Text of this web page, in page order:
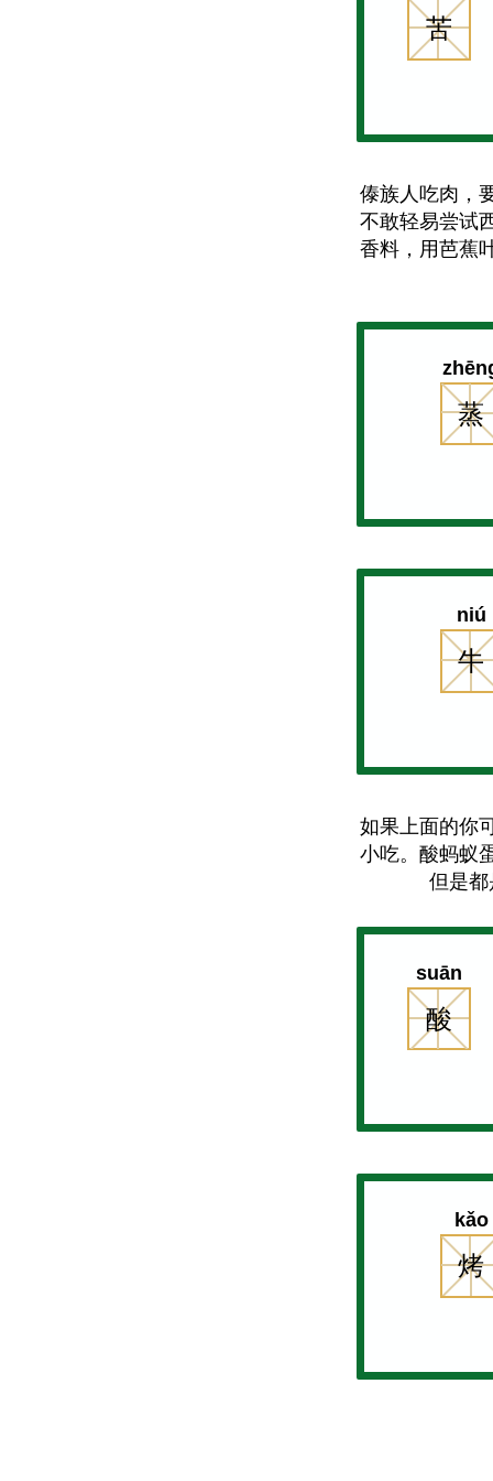
苦
傣族人吃肉，
不敢轻易尝试
香料，用芭蕉
蒸
niú
牛
如果上面的你
小吃。酸蚂蚁
但是
suān
酸
kǎo
烤